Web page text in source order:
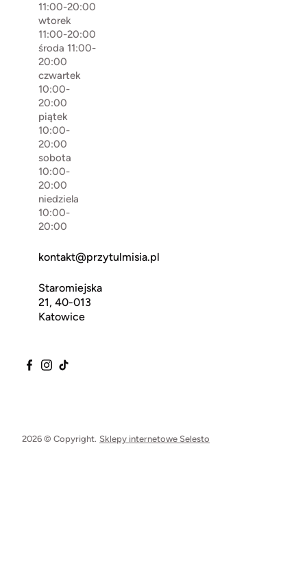
11:00-20:00
wtorek
11:00-20:00
środa 11:00-
20:00
czwartek
10:00-
20:00
piątek
10:00-
20:00
sobota
10:00-
20:00
niedziela
10:00-
20:00
kontakt@przytulmisia.pl
Staromiejska
21, 40-013
Katowice
2026 © Copyright. Sklepy internetowe Selesto